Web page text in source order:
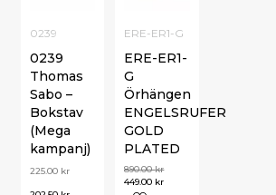
0239
0239
Thomas
Sabo –
Bokstav
(Mega
kampanj)
225.00 kr
ERE-ER1-G
ERE-ER1-
G
Örhängen
ENGELSRUFER
GOLD
PLATED
890.00kr
449.00 kr